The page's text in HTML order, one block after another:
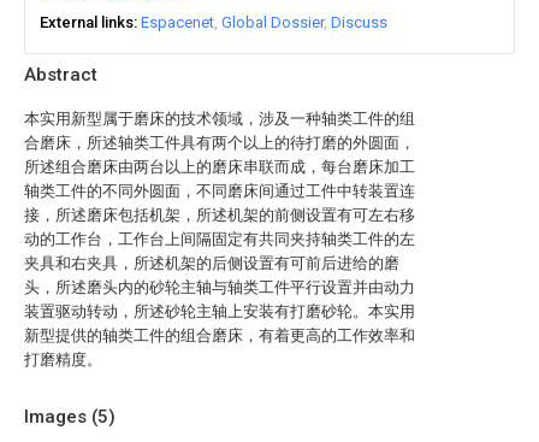
Abstract
本实用新型属于磨床的技术领域，涉及一种轴类工件的组
合磨床，所述轴类工件具有两个以上的待打磨的外圆面，
所述组合磨床由两台以上的磨床串联而成，每台磨床加工
轴类工件的不同外圆面，不同磨床间通过工件中转装置连
接，所述磨床包括机架，所述机架的前侧设置有可左右移
动的工作台，工作台上间隔固定有共同夹持轴类工件的左
夹具和右夹具，所述机架的后侧设置有可前后进给的磨
头，所述磨头内的砂轮主轴与轴类工件平行设置并由动力
装置驱动转动，所述砂轮主轴上安装有打磨砂轮。本实用
新型提供的轴类工件的组合磨床，有着更高的工作效率和
打磨精度。
Images (5)
External links Espacenet Global Dossier Discuss